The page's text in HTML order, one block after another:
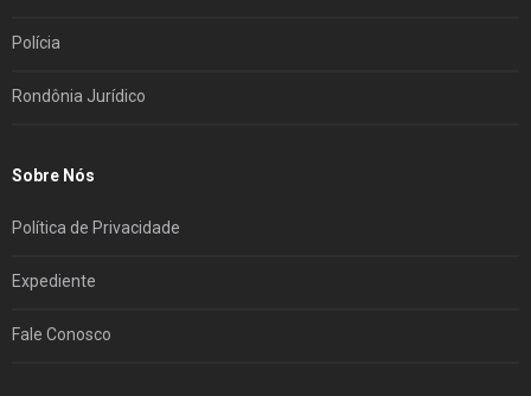
Polícia
Rondônia Jurídico
Sobre Nós
Política de Privacidade
Expediente
Fale Conosco